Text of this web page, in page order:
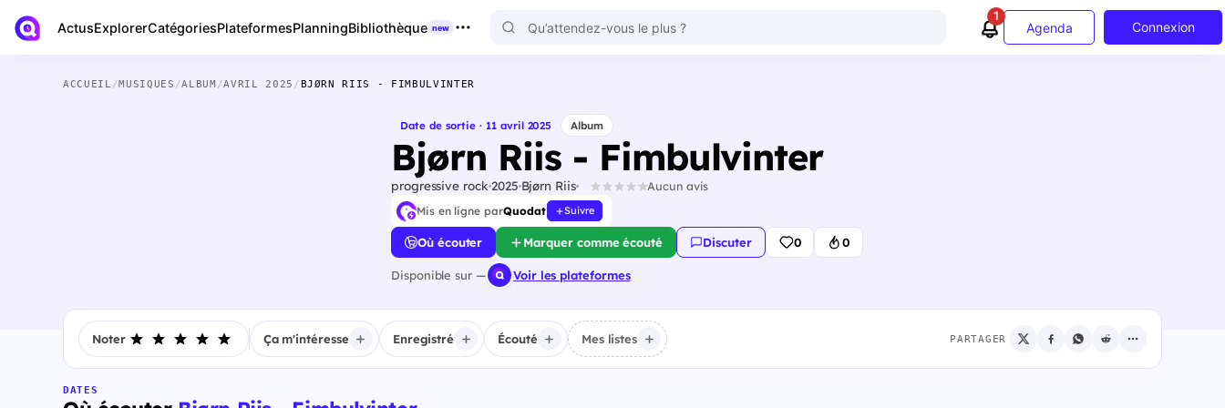
ActusExplorerCatégoriesPlateformesPlanningBibliothèque new
1
Agenda Connexion
ACCUEIL /MUSIQUES /ALBUM/AVRIL 2025 /BJØRN RIIS - FIMBULVINTER
Date de sortie · 11 avril 2025 Album
Bjørn Riis - Fimbulvinter
progressive rock 2025 Bjørn Riis Aucun avis
Mis en ligne parQuodat Suivre
Où écouter Marquer comme écouté Discuter 0 0
Disponible sur — Voir les plateformes
Noter Ça m'intéresse Enregistré Écouté Mes listes PARTAGER
DATES